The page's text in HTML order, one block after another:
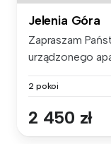
Jelenia Góra
Zapraszam
urządzonego
2 pokoi
2 450 zł